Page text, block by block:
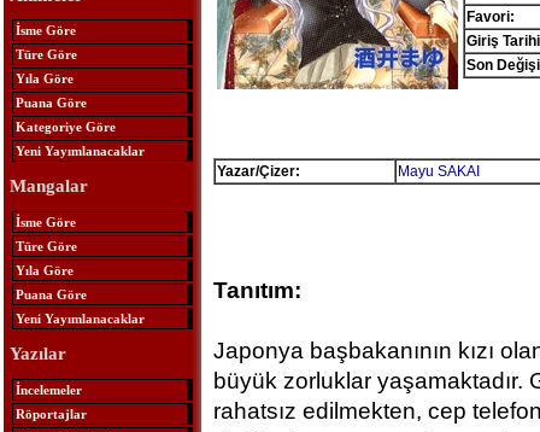
İsme Göre
Türe Göre
Yıla Göre
Puana Göre
Kategoriye Göre
Yeni Yayımlanacaklar
Mangalar
İsme Göre
Türe Göre
Yıla Göre
Puana Göre
Yeni Yayımlanacaklar
Yazılar
İncelemeler
Röportajlar
Favori:
Giriş
Son
Yazar/Çizer: Mayu SAKAI
Tanıtım:
Japonya başbakanının kızı
büyük zorluklar yaşamaktadır.
rahatsız edilmekten, cep